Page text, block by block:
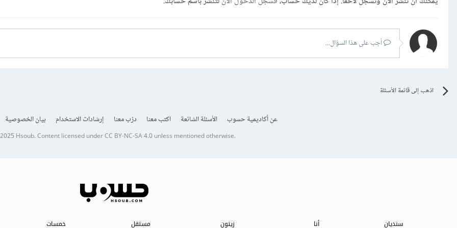
أجب على هذا السؤال...
اذهب إلى قائمة الأسئلة
عن أكاديمية حسوب الأسئلة الشائعة اكتب معنا درّب معنا إرشادات الاستخدام بيان الخصوصية
Hsoub.Content licensed underCC BY-NC-SA 4.0unless mentioned otherwise.